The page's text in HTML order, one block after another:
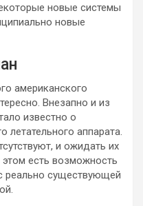
новые системы
новые
американского
Внезапно и из
известно о
летательного аппарата.
и ожидать их
есть возможность
реально существующей